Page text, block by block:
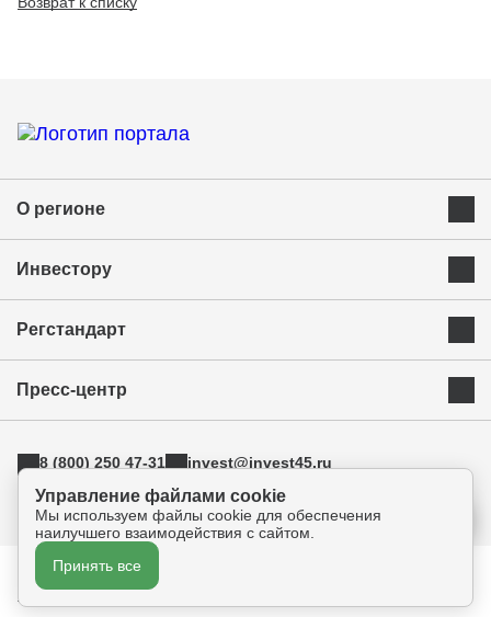
О регионе
Экономика и ресурсы
Успешные бренды Курганской области
Инвестиционная команда региона
Инвестору
Приоритетные инвестиционные направления
Истории успеха
Поддержка экспорта
Инновации
Креативные индустрии
Регстандарт
Свод инвестиционных правил
Пресс-центр
Фотогалерея
Медиа
Прямая связь
8 (800) 250 47-31
invest@invest45.ru
г. Курган, ул. Бурова-Петрова 112а, оф.325
Политика конфиденциальности
Согласие на обработку персональных данных
Управление файлами cookie
Мы используем файлы cookie для обеспечения
наилучшего взаимодействия с сайтом.
Принять все